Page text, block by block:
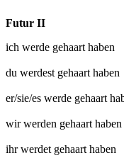
Futur II
ich werde gehaart haben
du werdest gehaart haben
er/sie/es werde gehaart
wir werden gehaart haben
ihr werdet gehaart haben